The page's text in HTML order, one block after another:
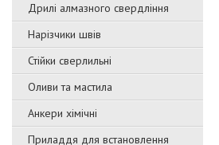
Дрилі алмазного свердління
Нарізчики швів
Стійки сверлильні
Оливи та мастила
Анкери хімічні
Приладдя для встановлення